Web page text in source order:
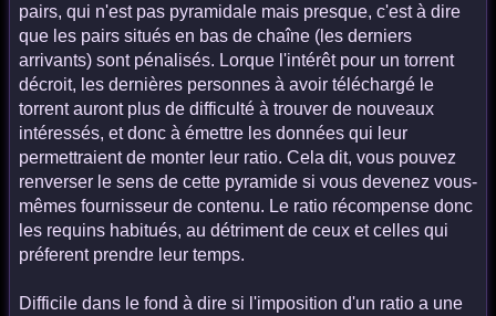
pairs, qui n'est pas pyramidale mais presque, c'est à dire
que les pairs situés en bas de chaîne (les derniers
arrivants) sont pénalisés. Lorque l'intérêt pour un torrent
décroit, les dernières personnes à avoir téléchargé le
torrent auront plus de difficulté à trouver de nouveaux
intéressés, et donc à émettre les données qui leur
permettraient de monter leur ratio. Cela dit, vous pouvez
renverser le sens de cette pyramide si vous devenez vous-
mêmes fournisseur de contenu. Le ratio récompense donc
les requins habitués, au détriment de ceux et celles qui
préferent prendre leur temps.
Difficile dans le fond à dire si l'imposition d'un ratio a une